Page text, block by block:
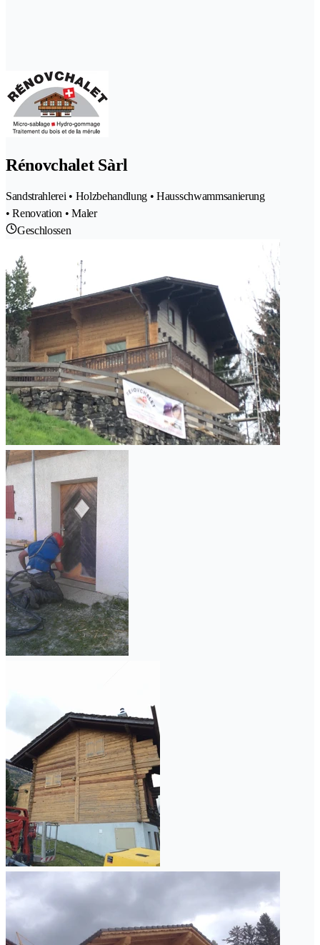
Rénovchalet Sàrl
Sandstrahlerei • Holzbehandlung • Hausschwammsanierung
• Renovation • Maler
Geschlossen